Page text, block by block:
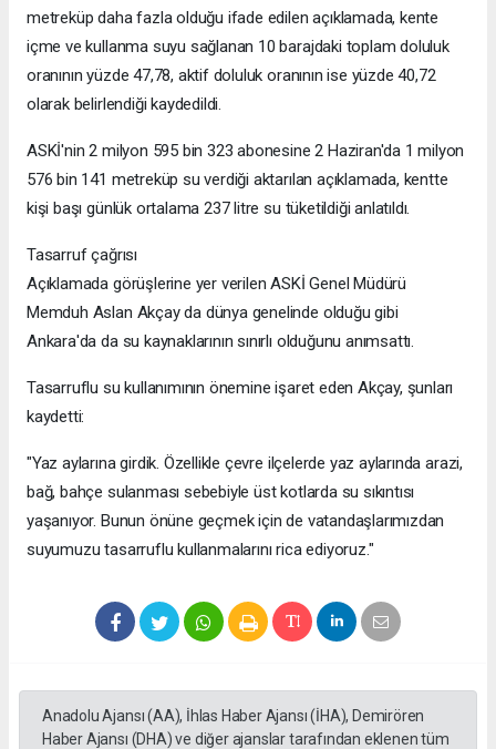
metreküp daha fazla olduğu ifade edilen açıklamada, kente
içme ve kullanma suyu sağlanan 10 barajdaki toplam doluluk
oranının yüzde 47,78, aktif doluluk oranının ise yüzde 40,72
olarak belirlendiği kaydedildi.
ASKİ'nin 2 milyon 595 bin 323 abonesine 2 Haziran'da 1 milyon
576 bin 141 metreküp su verdiği aktarılan açıklamada, kentte
kişi başı günlük ortalama 237 litre su tüketildiği anlatıldı.
Tasarruf çağrısı
Açıklamada görüşlerine yer verilen ASKİ Genel Müdürü
Memduh Aslan Akçay da dünya genelinde olduğu gibi
Ankara'da da su kaynaklarının sınırlı olduğunu anımsattı.
Tasarruflu su kullanımının önemine işaret eden Akçay, şunları
kaydetti:
"Yaz aylarına girdik. Özellikle çevre ilçelerde yaz aylarında arazi,
bağ, bahçe sulanması sebebiyle üst kotlarda su sıkıntısı
yaşanıyor. Bunun önüne geçmek için de vatandaşlarımızdan
suyumuzu tasarruflu kullanmalarını rica ediyoruz."
Anadolu Ajansı (AA), İhlas Haber Ajansı (İHA), Demirören
Haber Ajansı (DHA) ve diğer ajanslar tarafından eklenen tüm